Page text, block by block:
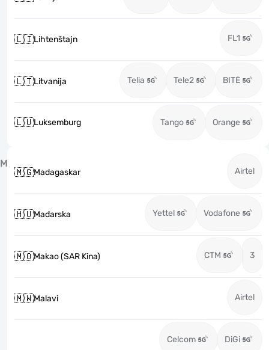
🇱🇮Lihtenštajn FL1
🇱🇹Litvanija Telia Tele2 BITĖ
🇱🇺Luksemburg Tango Orange
M
🇲🇬Madagaskar Airtel
🇭🇺Mađarska Yettel Vodafone
🇲🇴Makao (SAR Kina) CTM 3
🇲🇼Malavi Airtel
Celcom DiGi